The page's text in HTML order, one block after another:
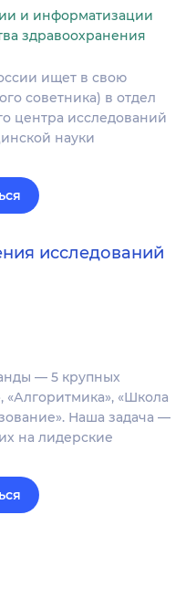
и информатизации
здравоохранения
ищет в свою
советника) в отдел
центра исследований
науки
исследований
— 5 крупных
«Школа
Наша задача —
на лидерские